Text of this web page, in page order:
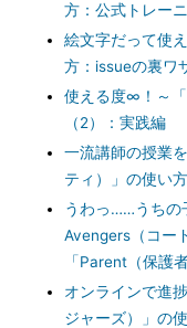
方：公式トレー
絵文字だって使
方：issueの裏ワ
使える度∞！～
（2）：実践編
一流講師の授業
ティ）」の使い
うわっ……うち
Avengers（コー
「Parent（保護
オンラインで進
ジャーズ）」の